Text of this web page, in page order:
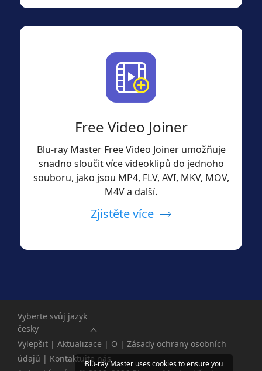
Free Video Joiner
Blu-ray Master Free Video Joiner umožňuje
snadno sloučit více videoklipů do jednoho
souboru, jako jsou MP4, FLV, AVI, MKV, MOV,
M4V a další.
Zjistěte více
Vylepšit | Aktualizace | O | Zásady ochrany osobních
údajů | Kontaktujte nás
Vyberte svůj jazyk
česky
Blu-ray Master uses cookies to ensure you